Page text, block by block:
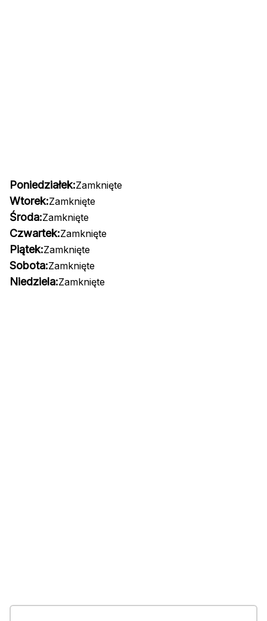
Poniedziałek:Zamknięte
Wtorek:Zamknięte
Środa:Zamknięte
Czwartek:Zamknięte
Piątek:Zamknięte
Sobota:Zamknięte
Niedziela:Zamknięte